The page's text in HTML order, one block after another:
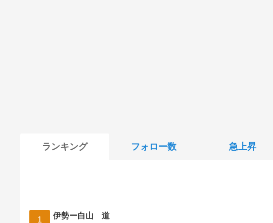
ランキング フォロー数 急上昇
1 伊勢ー白山 道